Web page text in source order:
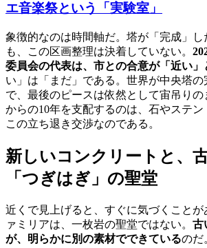
エ音楽祭という「実験室」
象徴的なのは時間軸だ。塔が「完成」し
も、この区画整理は決着していない。
委員会の代表は、市との合意が「近い」
い」は「まだ」である。世界が中央塔
で、最後のピースは依然として宙吊り
からの10年を支配するのは、石やステン
この立ち退き交渉なのである。
新しいコンクリートと
「つぎはぎ」の聖堂
近くで見上げると、すぐに気づくことが
ァミリアは、一枚岩の聖堂ではない。 古
が、明らかに別の素材でできているのだ